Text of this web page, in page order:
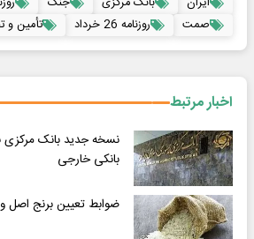
صمت
روزنامه 26 خرداد تأمین و
اخبار مرتبط
نسخه جدید بانک مرکزی
بانکی خارجی
ضوابط تعیین برنج‌ اصل